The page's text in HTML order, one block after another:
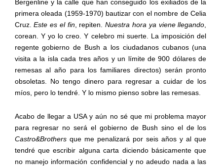
Bergenline y la calle que han conseguido los exiliados de la
primera oleada (1959-1970) bautizar con el nombre de Celia
Cruz.Este es el fin, repiten.Nuestra hora ya viene llegando
corean. Y yo lo creo. Y celebro mi suerte. La imposición del
regente gobierno de Bush a los ciudadanos cubanos (una
visita a la isla cada tres años y un límite de 900 dólares de
remesas al año para los familiares directos) serán pronto
obsoletas. No tengo dinero para regresar a cuidar de los
míos, pero lo tendré. Y lo mismo pienso sobre las remesas.
Acabo de llegar a USA y aún no sé que mi problema mayor
para regresar no será el gobierno de Bush sino el de los
Castro&Brothersque me penalizará por seis años y al que
tendré que escribir alguna carta diciendo básicamente que
no manejo información confidencial y no adeudo nada a las